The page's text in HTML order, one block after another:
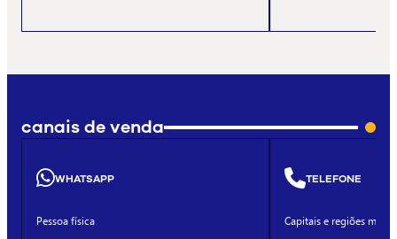
canais de venda
WHATSAPP
Pessoa física
TELEFONE
Capitais e regiões